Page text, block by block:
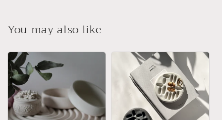
You may also like